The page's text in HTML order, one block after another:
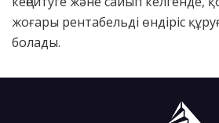
жоғары рентабельді өндіріс
болады.